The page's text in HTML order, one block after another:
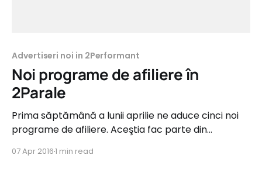
Advertiseri noi in 2Performant
Noi programe de afiliere în
2Parale
Prima săptămână a lunii aprilie ne aduce cinci noi
programe de afiliere. Aceştia fac parte din
comisioane de până la 18%. ceasuristore.ro Tip
07 Apr 20161 min read